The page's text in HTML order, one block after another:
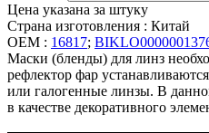
Цена указана за штуку
Страна изготовления : Китай
OEM : 16817;
Маски (бленды) для линз
рефлектор фар
или галогенные линзы. В
в качестве декоративного